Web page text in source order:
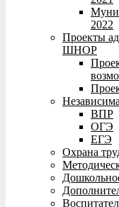
2022
Проекты
ШНОР
ВПР
ОГЭ
ЕГЭ
Охрана